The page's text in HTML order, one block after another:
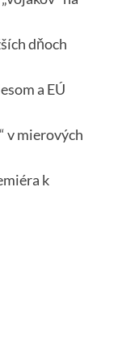
dňoch
a EÚ
v mierových
k